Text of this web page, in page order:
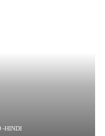
-HINDI